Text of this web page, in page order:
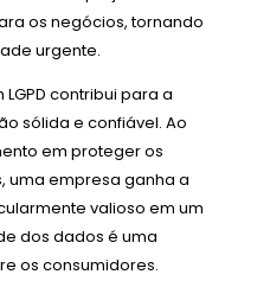
os negócios, tornando
urgente.
contribui para a
sólida e confiável. Ao
em proteger os
uma empresa ganha a
valioso em um
dos dados é uma
os consumidores.